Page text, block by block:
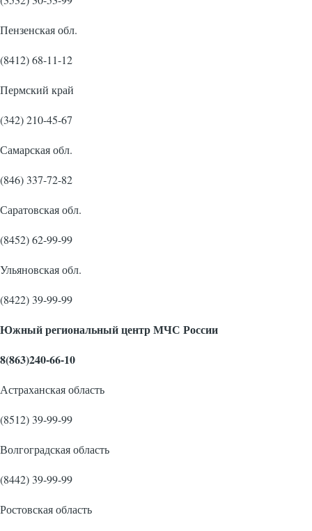
Пензенская обл.
(8412) 68-11-12
Пермский край
(342) 210-45-67
Самарская обл.
(846) 337-72-82
Саратовская обл.
(8452) 62-99-99
Ульяновская обл.
(8422) 39-99-99
Южный региональный центр МЧС России
8(863)240-66-10
Астраханская область
(8512) 39-99-99
Волгоградская область
(8442) 39-99-99
Ростовская область